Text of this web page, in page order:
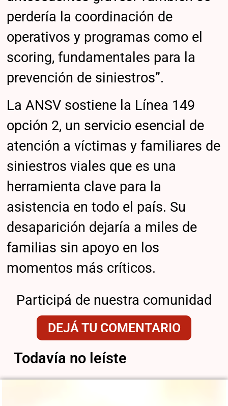
perdería la coordinación de
operativos y programas como el
scoring, fundamentales para la
prevención de siniestros”.
La ANSV sostiene la Línea 149
opción 2, un servicio esencial de
atención a víctimas y familiares de
siniestros viales que es una
herramienta clave para la
asistencia en todo el país. Su
desaparición dejaría a miles de
familias sin apoyo en los
momentos más críticos.
Participá de nuestra comunidad
DEJÁ TU COMENTARIO
Todavía no leíste